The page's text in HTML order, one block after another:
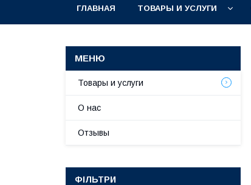
ГЛАВНАЯ ТОВАРЫ И УСЛУГИ
Товары и услуги
О нас
Отзывы
ФІЛЬТРИ